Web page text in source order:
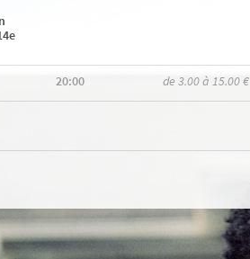
20:00 de 3.00 à 15.00 €